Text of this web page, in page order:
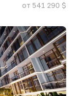
от 541 290 $